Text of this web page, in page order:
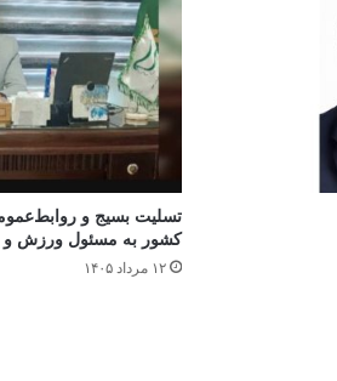
تسلیت بسیج و
کشور به مسئول ورزش و
۱۲ مرداد ۱۴۰۵